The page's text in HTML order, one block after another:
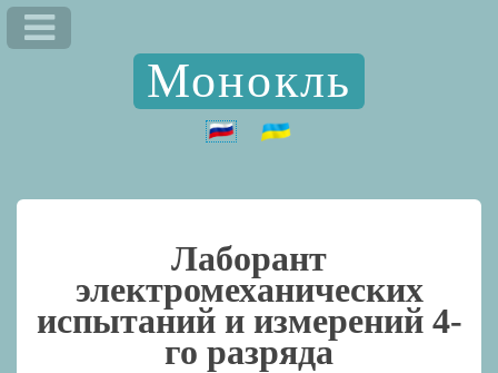
Монокль
Лаборант
электромеханических
испытаний и измерений 4-
го разряда